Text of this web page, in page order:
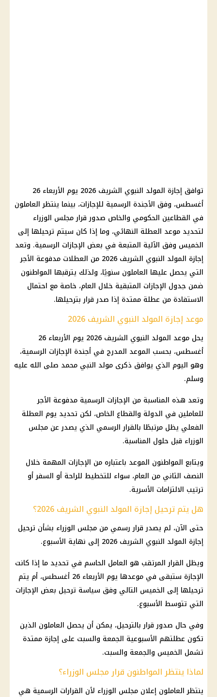
توافق إجازة المولد النبوي الشريف 2026 يوم الأربعاء 26
أغسطس، وفق الأجندة الرسمية للإجازات، بينما ينتظر العاملون
في القطاعين الحكومي والخاص صدور قرار مجلس الوزراء
لتحديد موعد العطلة النهائي، وما إذا كان سيتم ترحيلها إلى
الخميس وفق الآلية المتبعة في بعض الإجازات الرسمية. وتعد
إجازة المولد النبوي الشريف 2026 من العطلات مدفوعة الأجر
التي يحصل عليها العاملون سنويًا، ولذلك يترقبها المواطنون
ضمن جدول الإجازات المتبقية خلال العام، خاصة مع احتمال
الاستفادة من عطلة ممتدة إذا صدر قرار بترحيلها.
موعد إجازة المولد النبوي الشريف 2026
يحل موعد المولد النبوي الشريف 2026 يوم الأربعاء 26
أغسطس، بحسب الموعد المدرج في أجندة الإجازات الرسمية،
وهو اليوم الذي يوافق ذكرى مولد النبي محمد صلى الله عليه
وسلم.
وتعد هذه المناسبة من الإجازات الرسمية مدفوعة الأجر
للعاملين في الدولة والقطاع الخاص، لكن تحديد يوم العطلة
الفعلي يظل مرتبطًا بالقرار الرسمي الذي يصدر عن مجلس
الوزراء قبل حلول المناسبة.
ويتابع المواطنون الموعد باعتباره من الإجازات المهمة خلال
النصف الثاني من العام، سواء للتخطيط للراحة أو السفر أو
ترتيب الالتزامات الأسرية.
هل يتم ترحيل إجازة المولد النبوي الشريف 2026؟
حتى الآن، لم يصدر قرار رسمي من مجلس الوزراء بشأن ترحيل
إجازة المولد النبوي الشريف 2026 إلى نهاية الأسبوع.
ويظل القرار المرتقب هو العامل الحاسم في تحديد ما إذا كانت
الإجازة ستبقى في موعدها يوم الأربعاء 26 أغسطس، أم يتم
ترحيلها إلى الخميس التالي وفق سياسة ترحيل بعض الإجازات
التي تتوسط الأسبوع.
وفي حال صدور قرار بالترحيل، يمكن أن يحصل العاملون الذين
تكون عطلتهم الأسبوعية الجمعة والسبت على إجازة ممتدة
تشمل الخميس والجمعة والسبت.
لماذا ينتظر المواطنون قرار مجلس الوزراء؟
ينتظر العاملون إعلان مجلس الوزراء لأن القرارات الرسمية هي